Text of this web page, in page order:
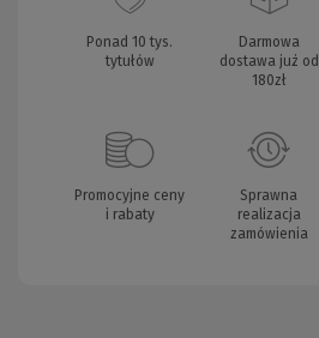
Ponad 10 tys.
tytułów
Darmowa
dostawa już od
180zł
Promocyjne ceny
i rabaty
Sprawna
realizacja
zamówienia